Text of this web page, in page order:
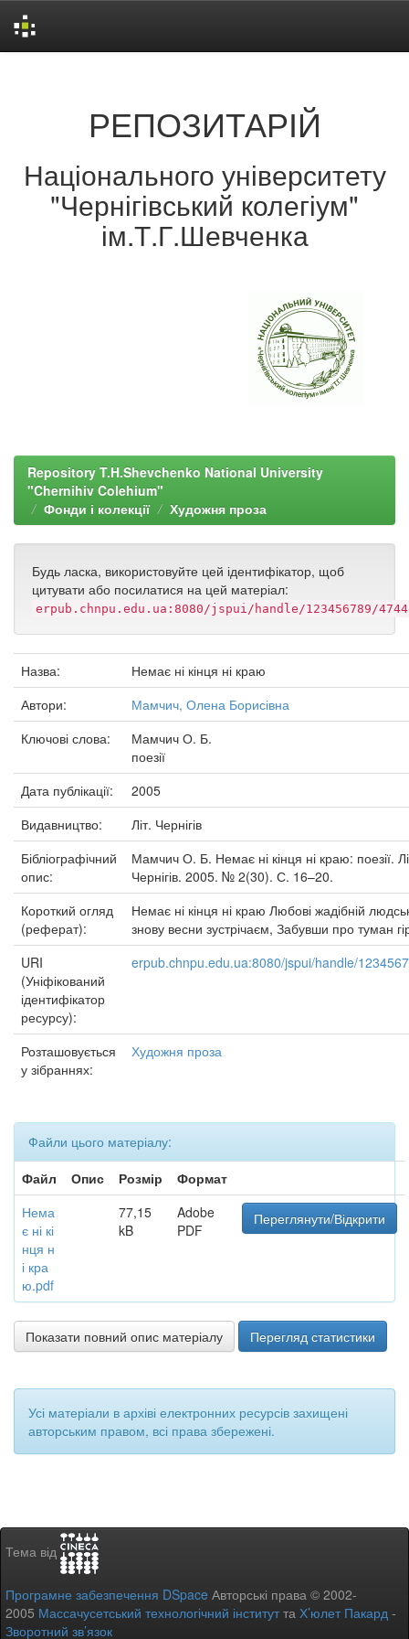
РЕПОЗИТАРІЙ
Національного університету
"Чернігівський колегіум"
ім.Т.Г.Шевченка
Repository T.H.Shevchenko National University
"Chernihiv Colehium"
Фонди і колекції
Художня проза
Будь ласка, використовуйте цей ідентифікатор, щоб
цитувати або посилатися на цей матеріал:
erpub.chnpu.edu.ua:8080/jspui/handle/123456789/4744
Назва:
Немає ні кінця ні краю
Автори:
Мамчич, Олена Борисівна
Ключові слова:
Мамчич О. Б.
поезії
Дата публікації:
2005
Видавництво:
Літ. Чернігів
Бібліографічний
опис:
Мамчич О. Б. Немає ні кінця ні краю: поезії.
Чернігів. 2005. № 2(30). С. 16–20.
Короткий огляд
(реферат):
Немає ні кінця ні краю Любові жадібній
знову весни зустрічаєм, Забувши про туман
URI
(Уніфікований
ідентифікатор
ресурсу):
erpub.chnpu.edu.ua:8080/jspui/handle/
Розташовується
у зібраннях:
Художня проза
Файли цього матеріалу:
Файл
Опис Розмір
Формат
Нема
є ні кі
нця н
і кра
ю.pdf
77,15
kB
Adobe
PDF
Переглянути/Відкрити
Показати повний опис матеріалу Перегляд статистики
Усі матеріали в архіві електронних ресурсів захищені
авторським правом, всі права збережені.
Тема від
Програмне забезпечення DSpace Авторські права © 2002-
2005 Массачусетський технологічний інститутта Х’юлет Пакард -
Зворотний зв’язок